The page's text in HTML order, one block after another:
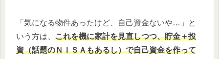
「気になる物件あったけど、自己資金ないや…」と
いう方は、 これを機に家計を見直しつつ、貯金＋投
資（話題のＮＩＳＡもあるし）で自己資金を作って